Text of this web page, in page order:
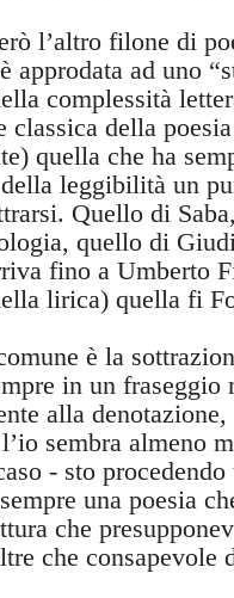
l’altro filone di
approdata ad uno
complessità
classica della
quella che ha
leggibilità un
Quello di
quello di
fino a Umberto
lirica) quella fi
è la
in un
alla
sembra almeno
- sto
una poesia
che
che consapevole